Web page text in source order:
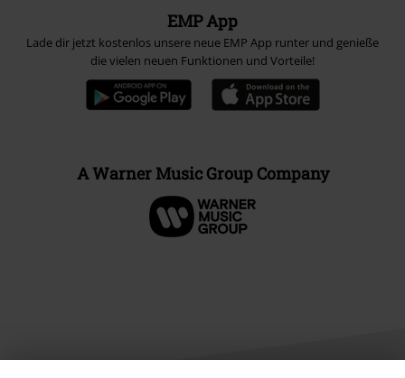
EMP App
Lade dir jetzt kostenlos unsere neue EMP App runter und genieße
die vielen neuen Funktionen und Vorteile!
A Warner Music Group Company